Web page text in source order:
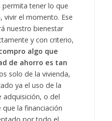
permita tener lo que
el momento. Ese
nuestro bienestar
y con criterio,
algo que
de ahorro es tan
solo de la vivienda,
ya el uso de la
o del
la financiación